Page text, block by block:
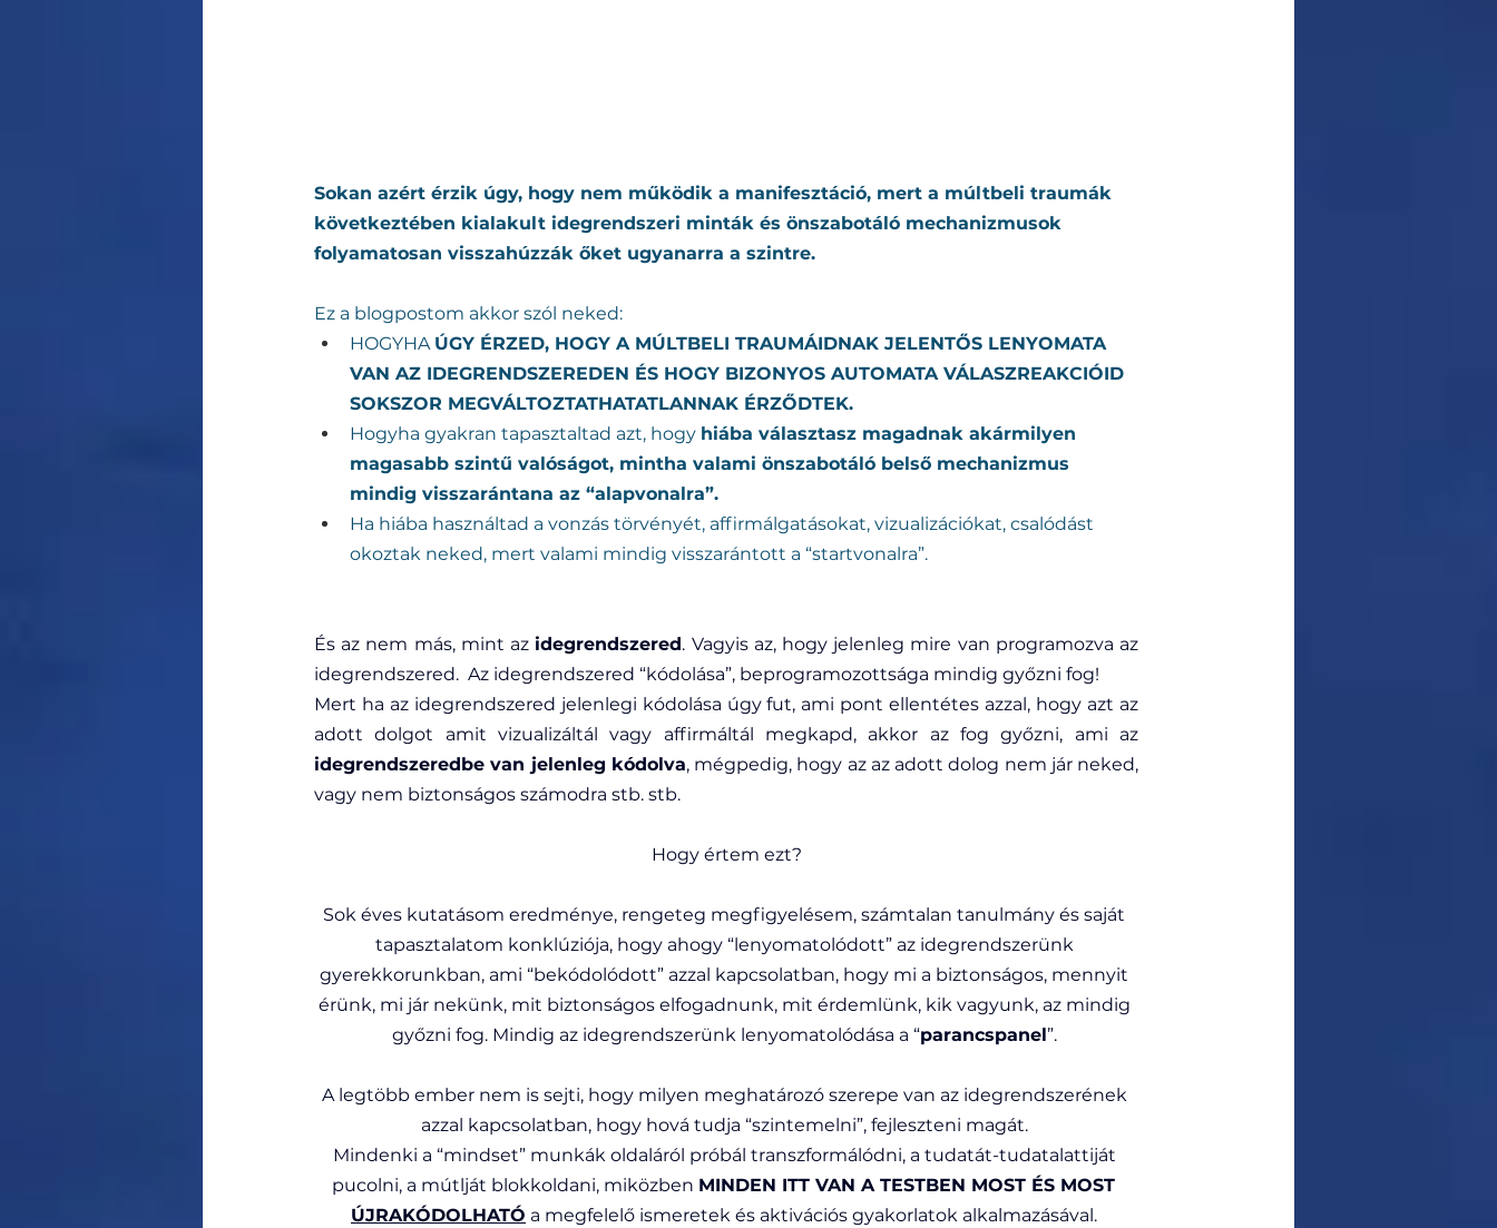
Sokan azért érzik úgy, hogy nem működik a manifesztáció, mert a múltbeli traumák
következtében kialakult idegrendszeri minták és önszabotáló mechanizmusok
folyamatosan visszahúzzák őket ugyanarra a szintre.
Ez a blogpostom akkor szól neked:
HOGYHA ÚGY ÉRZED, HOGY A MÚLTBELI TRAUMÁIDNAK JELENTŐS LENYOMATA
VAN AZ IDEGRENDSZEREDEN ÉS HOGY BIZONYOS AUTOMATA VÁLASZREAKCIÓID
SOKSZOR MEGVÁLTOZTATHATATLANNAK ÉRZŐDTEK.
Hogyha gyakran tapasztaltad azt, hogy hiába választasz magadnak akármilyen
magasabb szintű valóságot, mintha valami önszabotáló belső mechanizmus
mindig visszarántana az “alapvonalra”.
Ha hiába használtad a vonzás törvényét, affirmálgatásokat, vizualizációkat, csalódást
okoztak neked, mert valami mindig visszarántott a “startvonalra”.
És az nem más, mint az idegrendszered. Vagyis az, hogy jelenleg mire van programozva az
idegrendszered.
  Az
idegrendszered “kódolása”, beprogramozottsága mindig győzni fog!
Mert ha az idegrendszered jelenlegi kódolása úgy fut, ami pont ellentétes azzal, hogy azt az
idegrendszeredbe van jelenleg kódolva, mégpedig, hogy az az adott dolog nem jár neked,
vagy nem biztonságos számodra stb. stb.
Hogy értem ezt?
Sok éves kutatásom eredménye, rengeteg megfigyelésem, számtalan tanulmány és saját
tapasztalatom konklúziója, hogy ahogy “lenyomatolódott” az idegrendszerünk
gyerekkorunkban, ami “bekódolódott” azzal kapcsolatban, hogy mi a biztonságos, mennyit
érünk, mi jár nekünk, mit biztonságos elfogadnunk, mit érdemlünk, kik vagyunk, az mindig
győzni fog. Mindig az idegrendszerünk lenyomatolódása a “parancspanel”.
A legtöbb ember nem is sejti, hogy milyen meghatározó szerepe van az idegrendszerének
azzal kapcsolatban, hogy hová tudja “szintemelni”, fejleszteni magát.
Mindenki a “mindset” munkák oldaláról próbál transzformálódni, a tudatát-tudatalattiját
pucolni, a mútlját blokkoldani, miközben MINDEN ITT VAN A TESTBEN MOST ÉS MOST
ÚJRAKÓDOLHATÓ a megfelelő ismeretek és aktivációs gyakorlatok alkalmazásával.